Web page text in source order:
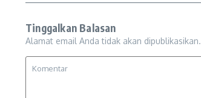
Tinggalkan Balasan
Alamat email Anda tidak akan dipublikasikan.